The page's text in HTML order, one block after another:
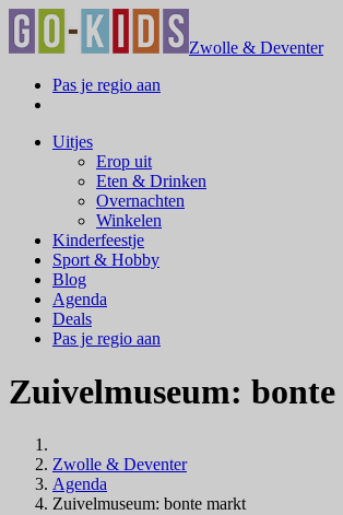
Zwolle & Deventer
Pas je regio aan
Uitjes
Erop uit
Eten & Drinken
Overnachten
Winkelen
Kinderfeestje
Sport & Hobby
Blog
Agenda
Deals
Pas je regio aan
Zuivelmuseum:
Zwolle & Deventer
Agenda
Zuivelmuseum: bonte markt